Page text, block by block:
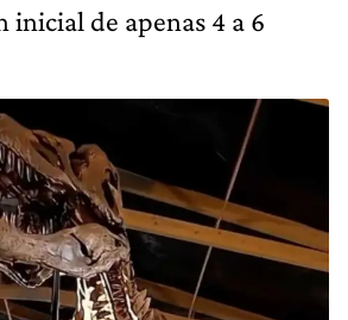
inicial de apenas 4 a 6